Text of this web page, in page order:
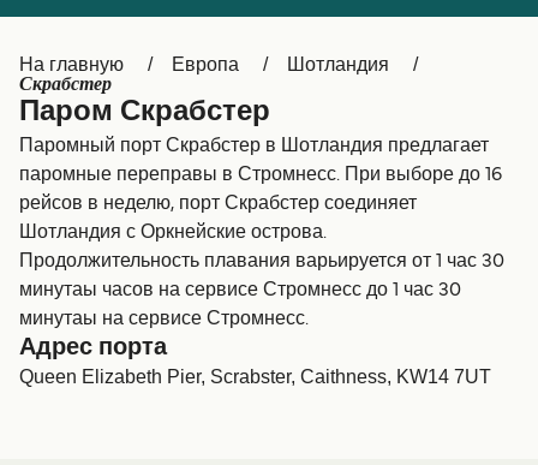
Ελλάδα Belgique (FR)
Polska
Schweiz (DE) Norge
Україна Indonesia
المغرب Maroc (FR)
На главную Европа Шотландия
Скрабстер
Паром Скрабстер
Паромный порт Скрабстер в Шотландия предлагает
паромные переправы в Стромнесс. При выборе до 16
рейсов в неделю, порт Скрабстер соединяет
Шотландия с Оркнейские острова.
Продолжительность плавания варьируется от 1 час 30
минутаы часов на сервисе Стромнесс до 1 час 30
минутаы на сервисе Стромнесс.
Адрес порта
Queen Elizabeth Pier, Scrabster, Caithness, KW14 7UT